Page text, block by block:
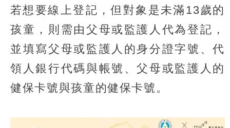
若想要線上登記，但對象是未滿13歲的
孩童，則需由父母或監護人代為登記，
並填寫父母或監護人的身分證字號、代
領人銀行代碼與帳號、父母或監護人的
健保卡號與孩童的健保卡號。